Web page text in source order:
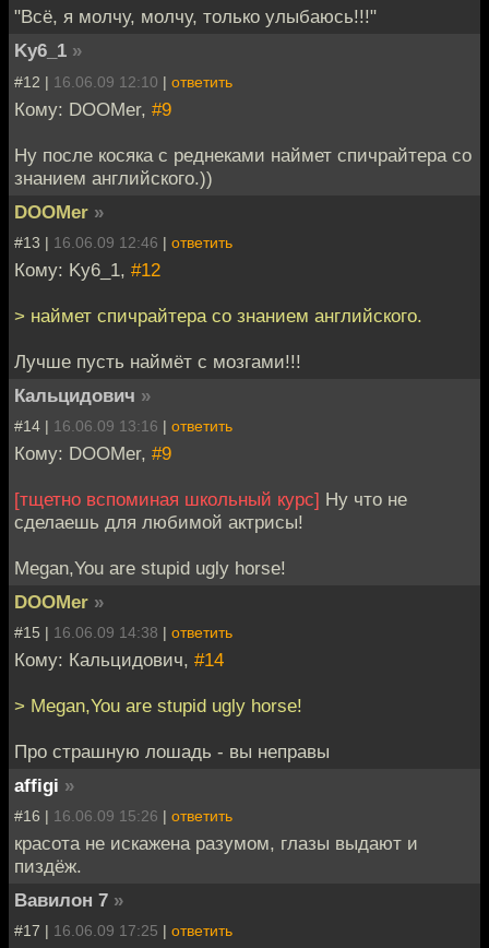
"Всё, я молчу, молчу, только улыбаюсь!!!"
Ky6_1 »
#12 | 16.06.09 12:10 | ответить
Кому: DOOMer, #9
Ну после косяка с реднеками наймет спичрайтера со
знанием английского.))
DOOMer »
#13 | 16.06.09 12:46 | ответить
Кому: Ky6_1, #12
> наймет спичрайтера со знанием английского.
Лучше пусть наймёт с мозгами!!!
Кальцидович »
#14 | 16.06.09 13:16 | ответить
Кому: DOOMer, #9
[тщетно вспоминая школьный курс] Ну что не
сделаешь для любимой актрисы!
Megan,You are stupid ugly horse!
DOOMer »
#15 | 16.06.09 14:38 | ответить
Кому: Кальцидович, #14
> Megan,You are stupid ugly horse!
Про страшную лошадь - вы неправы
affigi »
#16 | 16.06.09 15:26 | ответить
красота не искажена разумом, глазы выдают и
пиздёж.
Вавилон 7 »
#17 | 16.06.09 17:25 | ответить